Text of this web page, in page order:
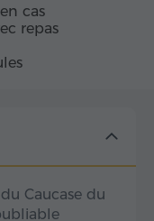
cas
repas
Caucase du